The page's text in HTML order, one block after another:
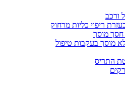
ורכב
ריפוי כליות מרחוק
חסך מוסך
מוסך בעקבות טיפול
התריס